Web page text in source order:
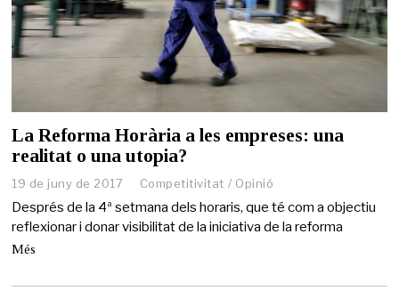
La Reforma Horària a les empreses: una
realitat o una utopia?
19 de juny de 2017
d
e
Competitivitat / Opinió
Després de la 4ª setmana dels horaris, que té com a objectiu
reflexionar i donar visibilitat de la iniciativa de la reforma
Més